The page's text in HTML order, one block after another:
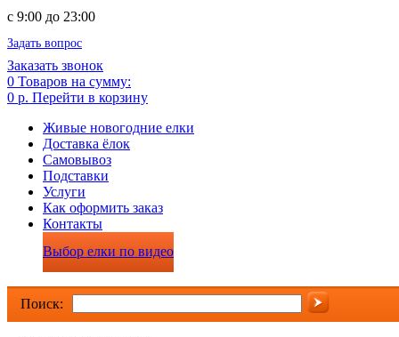
c 9:00 до 23:00
Задать вопрос
Заказать звонок
0 Товаров на сумму:
0 р. Перейти в корзину
Живые новогодние елки
Доставка ёлок
Самовывоз
Подставки
Услуги
Как оформить заказ
Контакты
Выбор елки по видео
Поиск: